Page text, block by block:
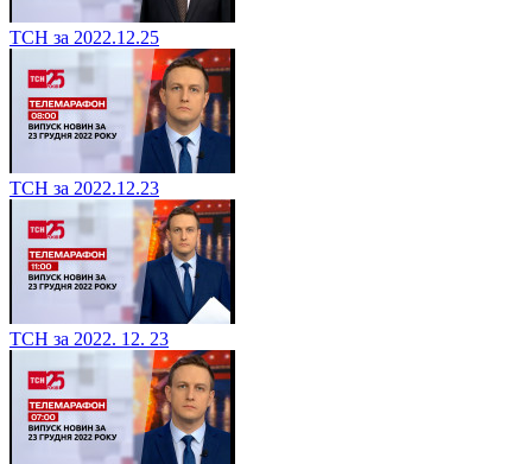
ТСН за 2022.12.25
ТСН за 2022.12.23
ТСН за 2022. 12. 23